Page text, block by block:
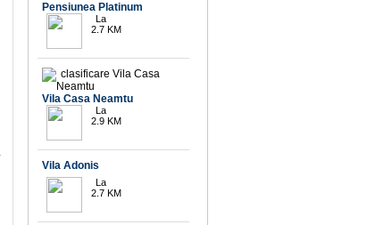
Pensiunea Platinum
La
2.7 KM
Vila Casa Neamtu
La
2.9 KM
Vila Adonis
La
2.7 KM